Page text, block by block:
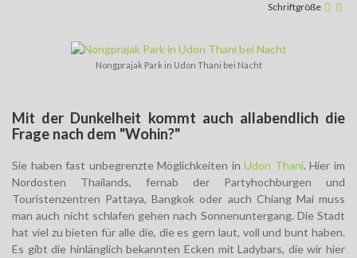
Schriftgröße
Nongprajak Park in Udon Thani bei Nacht
Mit der Dunkelheit kommt auch allabendlich die
Frage nach dem "Wohin?"
Sie haben fast unbegrenzte Möglichkeiten inUdon Thani. Hier im
Nordosten Thailands, fernab der Partyhochburgen und
Touristenzentren Pattaya, Bangkok oder auch Chiang Mai muss
man auch nicht schlafen gehen nach Sonnenuntergang. Die Stadt
hat viel zu bieten für alle die, die es gern laut, voll und bunt haben.
Es gibt die hinlänglich bekannten Ecken mit Ladybars, die wir hier